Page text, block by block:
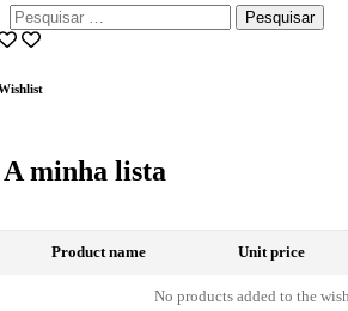
Pesquisar
por:
A minha lista
Product name Unit price
No products added to the